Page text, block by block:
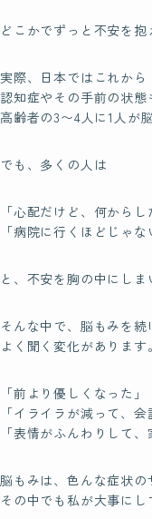
ホリ先生につ
Students
認定講師
Instructor
北海道
東北
中部
近畿
中国
四国
どこかでずっと不安を抱
実際、日本ではこれから
認知症やその手前の状態
高齢者の3〜4人に1人が
でも、多くの人は
「心配だけど、何から
「病院に行くほどじゃ
と、不安を胸の中にしま
そんな中で、脳もみを続
よく聞く変化があります。
「前より優しくなった」
「イライラが減って、会
「表情がふんわりして
脳もみは、色んな症状
その中でも私が大事にし